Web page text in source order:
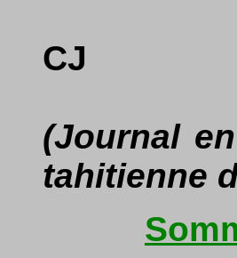
CJ
(Journal
tahitienne